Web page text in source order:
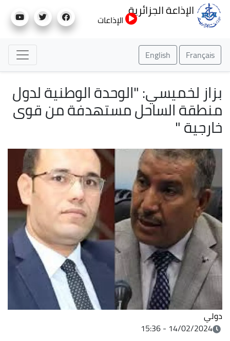
إلى
الإذاعة الجزائرية
الإذاعات
Français
English
بزاز لخميسي: "الوحدة الوطنية لدول
منطقة الساحل مستهدفة من قوى
خارجية "
دولي
14/02/2024 - 15:36